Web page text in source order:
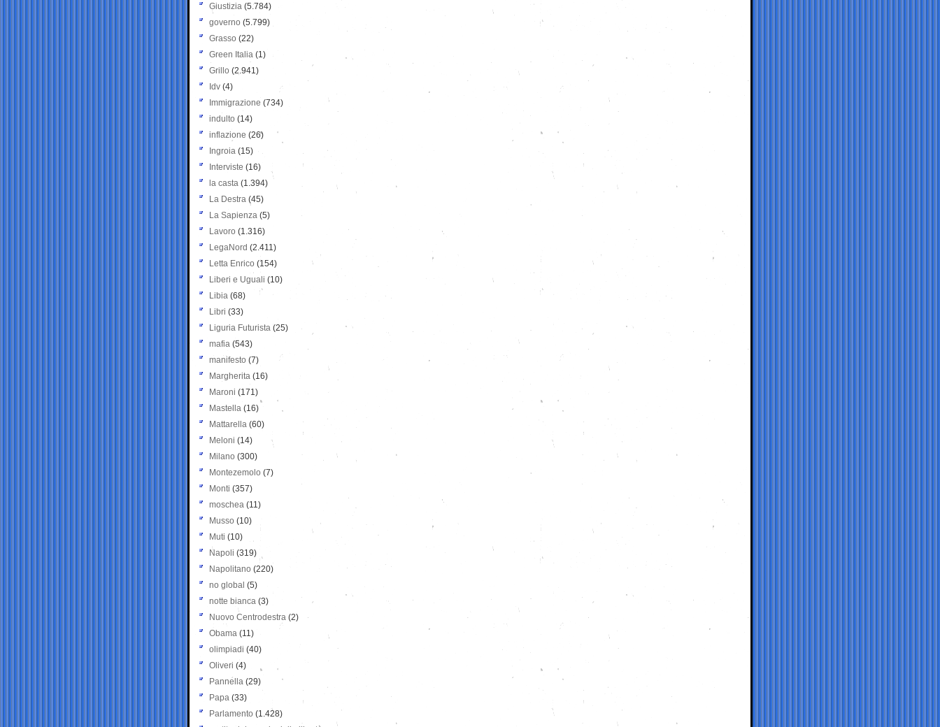
Giustizia (5.784)
governo (5.799)
Grasso (22)
Green Italia (1)
Grillo (2.941)
Idv (4)
Immigrazione (734)
indulto (14)
inflazione (26)
Ingroia (15)
Interviste (16)
la casta (1.394)
La Destra (45)
La Sapienza (5)
Lavoro (1.316)
LegaNord (2.411)
Letta Enrico (154)
Liberi e Uguali (10)
Libia (68)
Libri (33)
Liguria Futurista (25)
mafia (543)
manifesto (7)
Margherita (16)
Maroni (171)
Mastella (16)
Mattarella (60)
Meloni (14)
Milano (300)
Montezemolo (7)
Monti (357)
moschea (11)
Musso (10)
Muti (10)
Napoli (319)
Napolitano (220)
no global (5)
notte bianca (3)
Nuovo Centrodestra (2)
Obama (11)
olimpiadi (40)
Oliveri (4)
Pannella (29)
Papa (33)
Parlamento (1.428)